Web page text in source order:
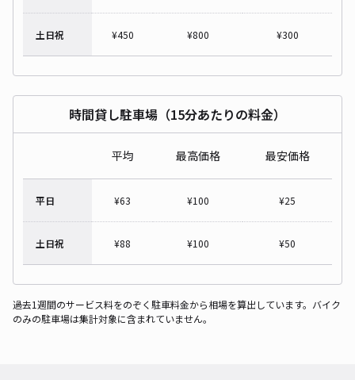
土日祝 ¥450 ¥800 ¥300
時間貸し駐車場（15分あたりの料金）
平均 最高価格 最安価格
平日 ¥63 ¥100 ¥25
土日祝 ¥88 ¥100 ¥50
過去1週間のサービス料をのぞく駐車料金から相場を算出しています。バイク
のみの駐車場は集計対象に含まれていません。